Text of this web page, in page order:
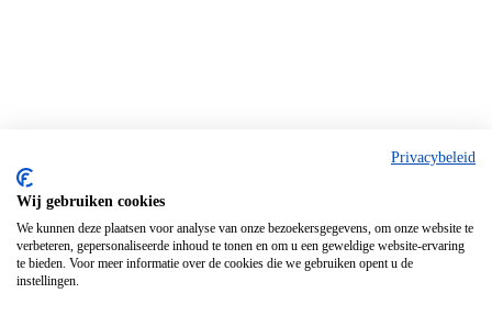
Privacybeleid
Wij gebruiken cookies
We kunnen deze plaatsen voor analyse van onze bezoekersgegevens, om onze website te
verbeteren, gepersonaliseerde inhoud te tonen en om u een geweldige website-ervaring
te bieden. Voor meer informatie over de cookies die we gebruiken opent u de
instellingen.